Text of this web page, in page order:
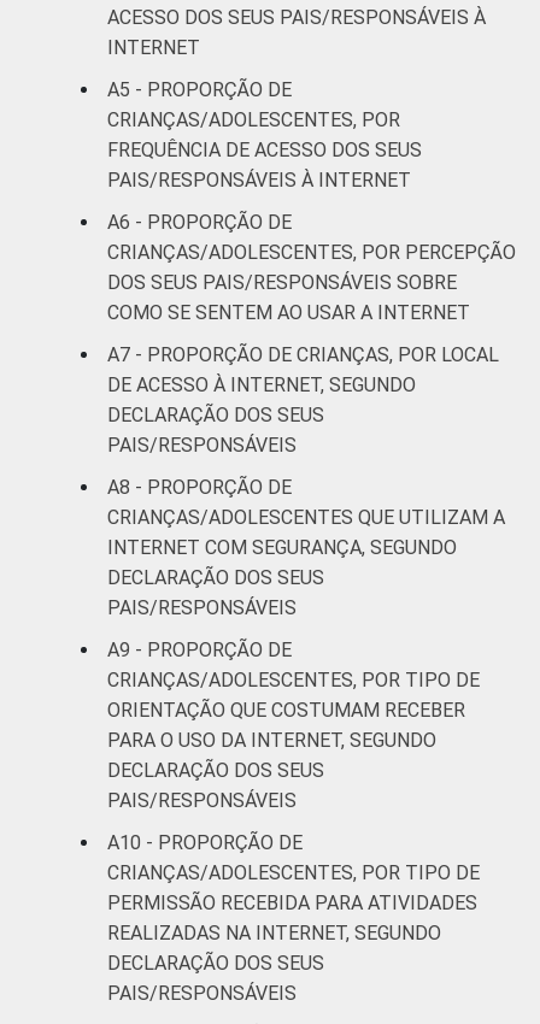
Mais de 3
CLASSE
SOCIAL
AB
C 96
DE
¹Base: 931 usuários de Internet de 9 a 17
anos cujos pais/responsáveis são usuários de
Internet. Respostas estimuladas. Cada item
apresentado se refere apenas aos
resultados da alternativa "sim". Dados
coletados entre outubro de 2014 e fevereiro
Fonte: NIC.br - out 2014 / fev 2015
ACESSO DOS SEUS PAIS/RESPONSÁVEIS À
INTERNET
A5 - PROPORÇÃO DE
CRIANÇAS/ADOLESCENTES, POR
FREQUÊNCIA DE ACESSO DOS SEUS
PAIS/RESPONSÁVEIS À INTERNET
A6 - PROPORÇÃO DE
CRIANÇAS/ADOLESCENTES, POR PERCEPÇÃO
DOS SEUS PAIS/RESPONSÁVEIS SOBRE
COMO SE SENTEM AO USAR A INTERNET
A7 - PROPORÇÃO DE CRIANÇAS, POR LOCAL
DE ACESSO À INTERNET, SEGUNDO
DECLARAÇÃO DOS SEUS
PAIS/RESPONSÁVEIS
A8 - PROPORÇÃO DE
CRIANÇAS/ADOLESCENTES QUE UTILIZAM A
INTERNET COM SEGURANÇA, SEGUNDO
DECLARAÇÃO DOS SEUS
PAIS/RESPONSÁVEIS
A9 - PROPORÇÃO DE
CRIANÇAS/ADOLESCENTES, POR TIPO DE
ORIENTAÇÃO QUE COSTUMAM RECEBER
PARA O USO DA INTERNET, SEGUNDO
DECLARAÇÃO DOS SEUS
PAIS/RESPONSÁVEIS
A10 - PROPORÇÃO DE
CRIANÇAS/ADOLESCENTES, POR TIPO DE
PERMISSÃO RECEBIDA PARA ATIVIDADES
REALIZADAS NA INTERNET, SEGUNDO
DECLARAÇÃO DOS SEUS
PAIS/RESPONSÁVEIS